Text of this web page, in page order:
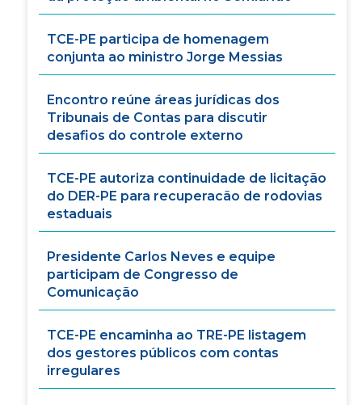
TCE-PE participa de homenagem
conjunta ao ministro Jorge Messias
Encontro reúne áreas jurídicas dos
Tribunais de Contas para discutir
desafios do controle externo
TCE-PE autoriza continuidade de licitação
do DER-PE para recuperacão de rodovias
estaduais
Presidente Carlos Neves e equipe
participam de Congresso de
Comunicação
TCE-PE encaminha ao TRE-PE listagem
dos gestores públicos com contas
irregulares